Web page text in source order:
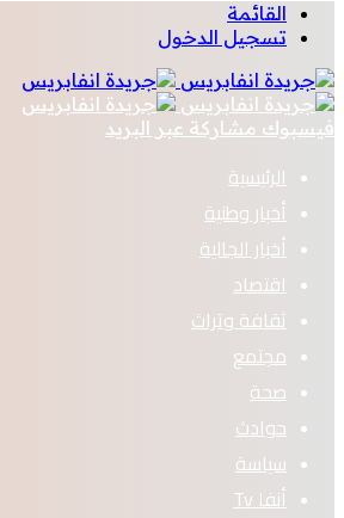
القائمة
تسجيل الدخول
فيسبوك مشاركة عبر البريد
الرئيسية
أخبار وطنية
أخبار الجالية
اقتصاد
ثقافة وتراث
مجتمع
صحة
حوادث
سياسة
أنفا Tv